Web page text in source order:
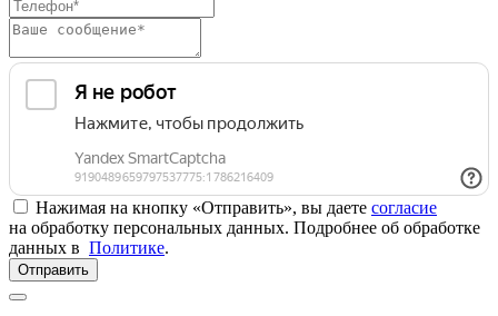
Нажимая на кнопку «Отправить», вы даете согласие
на обработку персональных данных. Подробнее об обработке
данных в Политике.
Отправить